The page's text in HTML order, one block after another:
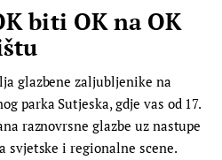
biti OK na OK
glazbene zaljubljenike na
parka Sutjeska, gdje vas od 17.
raznovrsne glazbe uz nastupe
svjetske i regionalne scene.